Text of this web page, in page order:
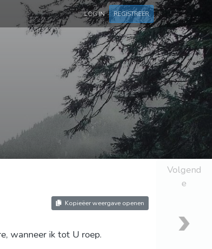
LOG IN REGISTREER
Kopieëer weergave openen
wanneer ik tot U roep.
Volgend
e